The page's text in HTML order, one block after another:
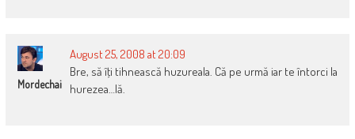
Mordechai
August 25, 2008 at 20:09
Bre, să îţi tihnească huzureala. Că pe urmă iar te întorci la
hurezea…lă.